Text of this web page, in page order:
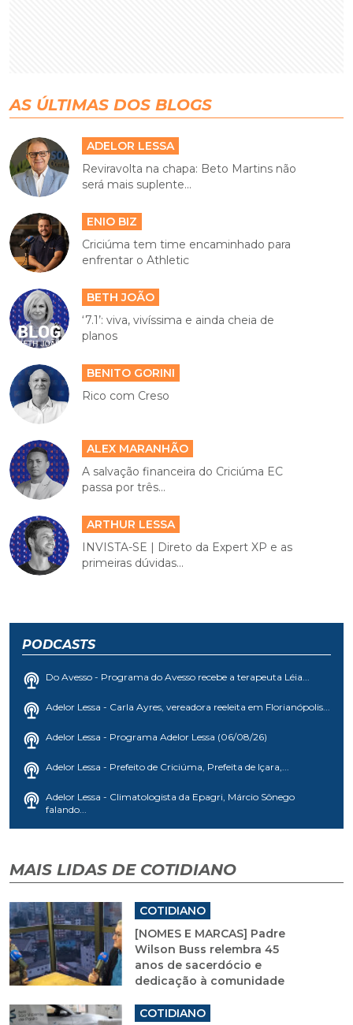
AS ÚLTIMAS DOS BLOGS
ADELOR LESSA
Reviravolta na chapa: Beto Martins não
será mais suplente...
ENIO BIZ
Criciúma tem time encaminhado para
enfrentar o Athletic
BETH JOÃO
‘7.1’: viva, vivíssima e ainda cheia de
planos
BENITO GORINI
Rico com Creso
ALEX MARANHÃO
A salvação financeira do Criciúma EC
passa por três...
ARTHUR LESSA
INVISTA-SE | Direto da Expert XP e as
primeiras dúvidas...
PODCASTS
Do Avesso - Programa do Avesso recebe a terapeuta Léia...
Adelor Lessa - Carla Ayres, vereadora reeleita em Florianópolis...
Adelor Lessa - Programa Adelor Lessa (06/08/26)
Adelor Lessa - Prefeito de Criciúma, Prefeita de Içara,...
Adelor Lessa - Climatologista da Epagri, Márcio Sônego
falando...
MAIS LIDAS DE COTIDIANO
COTIDIANO
[NOMES E MARCAS] Padre
Wilson Buss relembra 45
anos de sacerdócio e
dedicação à comunidade
COTIDIANO